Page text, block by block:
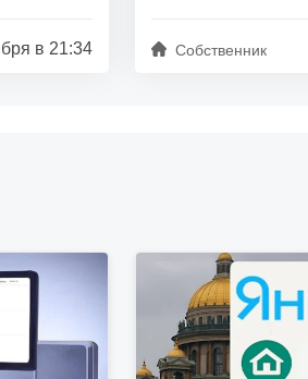
в 21:34 Собственник